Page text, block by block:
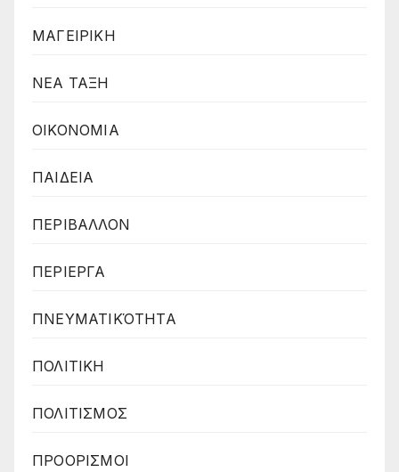
ΜΑΓΕΙΡΙΚΗ
ΝΕΑ ΤΑΞΗ
ΟΙΚΟΝΟΜΙΑ
ΠΑΙΔΕΙΑ
ΠΕΡΙΒΑΛΛΟΝ
ΠΕΡΙΕΡΓΑ
ΠΝΕΥΜΑΤΙΚΌΤΗΤΑ
ΠΟΛΙΤΙΚΗ
ΠΟΛΙΤΙΣΜΟΣ
ΠΡΟΟΡΙΣΜΟΙ